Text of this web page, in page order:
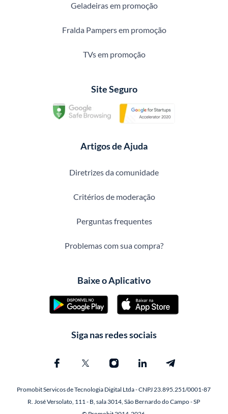
Geladeiras em promoção
Fralda Pampers em promoção
TVs em promoção
Site Seguro
Artigos de Ajuda
Diretrizes da comunidade
Critérios de moderação
Perguntas frequentes
Problemas com sua compra?
Baixe o Aplicativo
Siga nas redes sociais
Promobit Servicos de Tecnologia Digital Ltda - CNPJ 23.895.251/0001-87
R. José Versolato, 111 - B, sala 3014, São Bernardo do Campo - SP